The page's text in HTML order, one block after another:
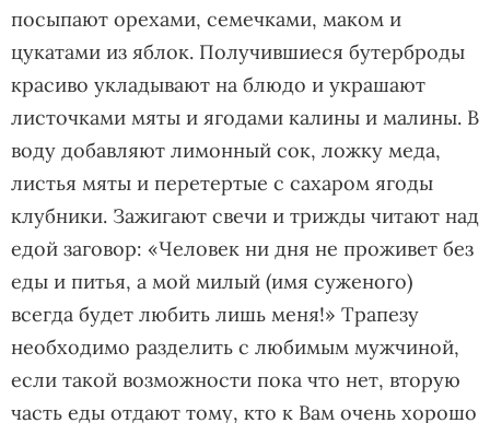
посыпают орехами, семечками, маком и
цукатами из яблок. Получившиеся бутерброды
красиво укладывают на блюдо и украшают
листочками мяты и ягодами калины и малины. В
воду добавляют лимонный сок, ложку меда,
листья мяты и перетертые с сахаром ягоды
клубники. Зажигают свечи и трижды читают над
едой заговор: «Человек ни дня не проживет без
еды и питья, а мой милый (имя суженого)
всегда будет любить лишь меня!» Трапезу
необходимо разделить с любимым мужчиной,
если такой возможности пока что нет, вторую
часть еды отдают тому, кто к Вам очень хорошо